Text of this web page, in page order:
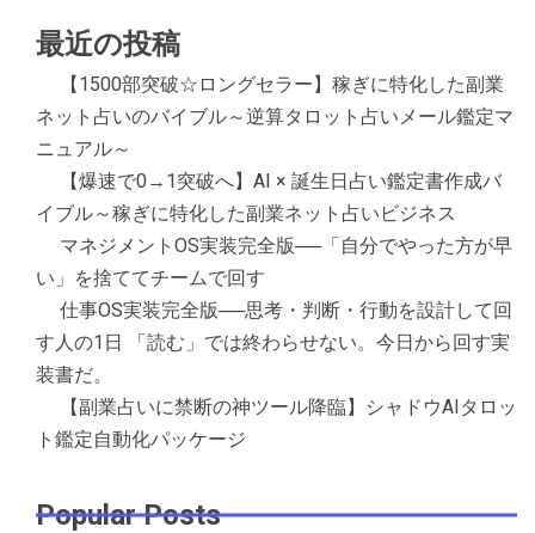
最近の投稿
【1500部突破☆ロングセラー】稼ぎに特化した副業
ネット占いのバイブル～逆算タロット占いメール鑑定マ
ニュアル～
【爆速で0→1突破へ】AI × 誕生日占い鑑定書作成バ
イブル～稼ぎに特化した副業ネット占いビジネス
マネジメントOS実装完全版──「自分でやった方が早
い」を捨ててチームで回す
仕事OS実装完全版──思考・判断・行動を設計して回
す人の1日 「読む」では終わらせない。今日から回す実
装書だ。
【副業占いに禁断の神ツール降臨】シャドウAIタロッ
ト鑑定自動化パッケージ
Popular Posts